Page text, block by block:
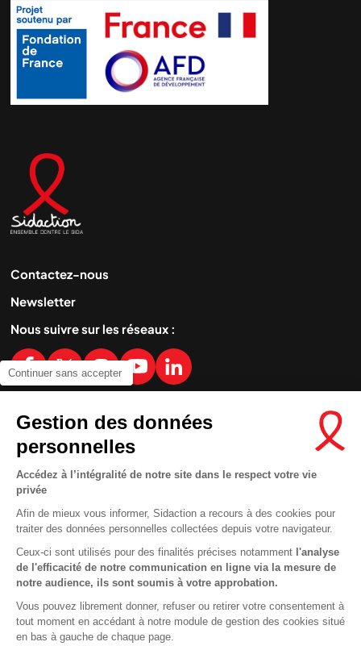
Continuer sans accepter
Gestion des données
personnelles
Accédez à l’intégralité de notre site dans le respect votre vie
privée
Afin de mieux vous informer, Sidaction a recours à des cookies pour
traiter des données personnelles collectées depuis votre navigateur.
Ceux-ci sont utilisés pour des finalités précises notamment l'analyse
de l'efficacité de notre communication en ligne via la mesure de
notre audience, ils sont soumis à votre approbation.
Vous pouvez librement donner, refuser ou retirer votre consentement à
tout moment en accédant à notre module de gestion des cookies situé
en bas à gauche de chaque page.
Contactez-nous
Newsletter
Nous suivre sur les réseaux :
MENTIONS LÉGALES
CONDITIONS D’UTILISATION ET PROTECTION DES DONNÉES